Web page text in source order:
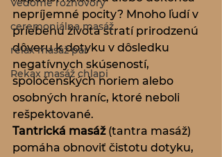
Vedomé rozhovory
ceremoniálna masáž
relax masáž pár
Rekax masáž chlapi
nepríjemné pocity? Mnoho ľudí v
priebehu života stratí prirodzenú
dôveru k dotyku v dôsledku
negatívnych skúseností,
spoločenských noriem alebo
osobných hraníc, ktoré neboli
rešpektované.
Tantrická masáž (tantra masáž)
pomáha obnoviť čistotu dotyku,